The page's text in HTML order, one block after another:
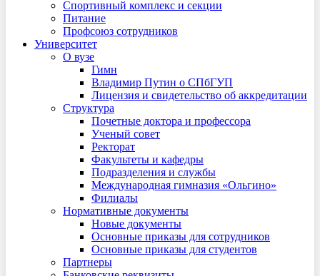
Спортивный комплекс и секции
Питание
Профсоюз сотрудников
Университет
О вузе
Гимн
Владимир Путин о СПбГУП
Лицензия и свидетельство об аккредитации
Структура
Почетные доктора и профессора
Ученый совет
Ректорат
Факультеты и кафедры
Подразделения и службы
Международная гимназия «Ольгино»
Филиалы
Нормативные документы
Новые документы
Основные приказы для сотрудников
Основные приказы для студентов
Партнеры